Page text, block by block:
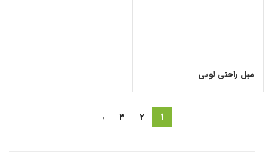
مبل راحتی لویی
1
2
3
→